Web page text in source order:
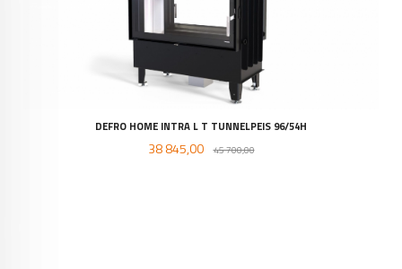
DEFRO HOME INTRA L T TUNNELPEIS 96/54H
Tilbud
38 845,00 45 700,00Rabatt